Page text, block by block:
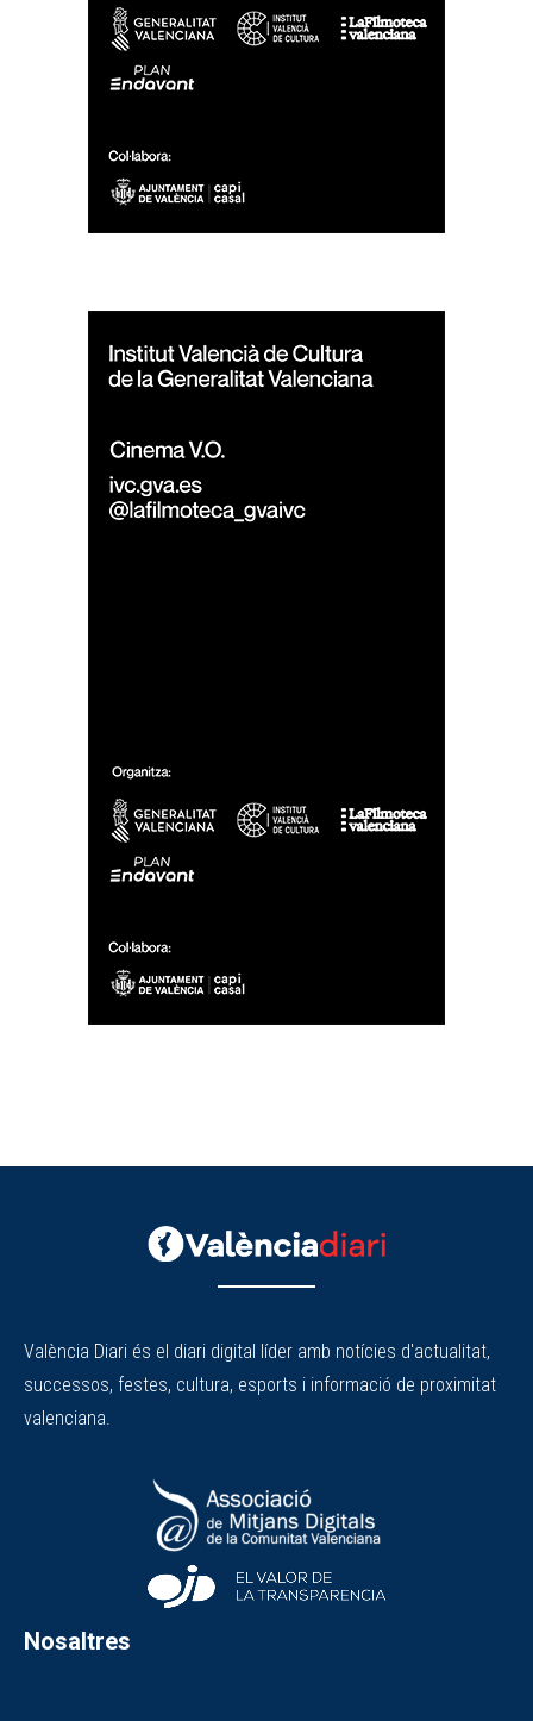
València Diari és el diari digital líder amb notícies d'actualitat,
successos, festes, cultura, esports i informació de proximitat
valenciana.
Nosaltres